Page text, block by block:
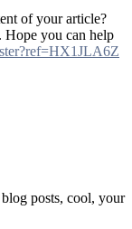
of your article?
Hope you can help
posts, cool, your